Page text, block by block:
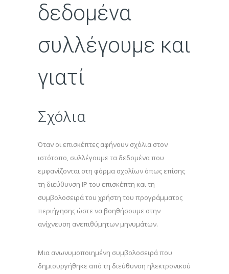
δεδομένα
συλλέγουμε και
γιατί
Σχόλια
Όταν οι επισκέπτες αφήνουν σχόλια στον
ιστότοπο, συλλέγουμε τα δεδομένα που
εμφανίζονται στη φόρμα σχολίων όπως επίσης
τη διεύθυνση IP του επισκέπτη και τη
συμβολοσειρά του χρήστη του προγράμματος
περιήγησης ώστε να βοηθήσουμε στην
ανίχνευση ανεπιθύμητων μηνυμάτων.
Μια ανωνυμοποιημένη συμβολοσειρά που
δημιουργήθηκε από τη διεύθυνση ηλεκτρονικού